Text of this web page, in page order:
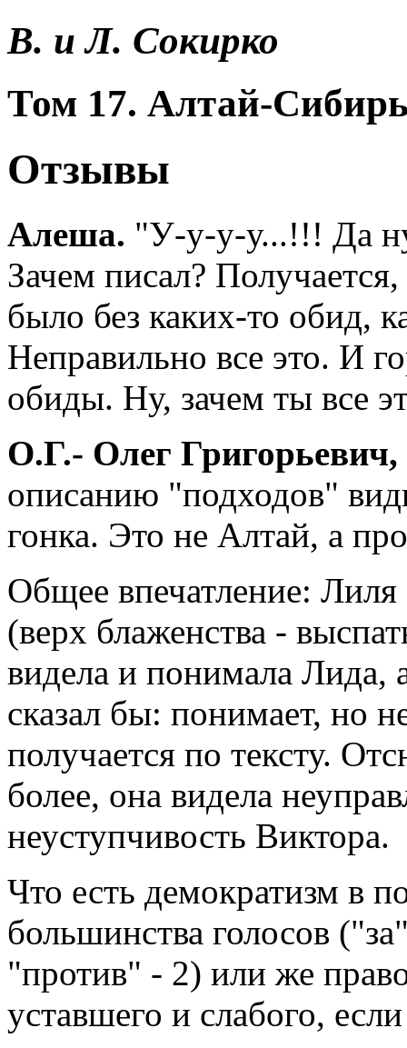
В. и Л. Сокирко
Том 17. Алтай-
Отзывы
Алеша. "У-у-у-у...!!! Да
Зачем писал?
было без каких-то обид,
Неправильно все это. И
обиды. Ну, зачем ты все
О.Г.- Олег
описанию "подходов"
гонка. Это не Алтай, а
Общее впечатление:
(верх блаженства -
видела и понимала Лида,
сказал бы: понимает, но
получается по тексту.
более, она видела
неуступчивость Виктора.
Что есть демократизм в
большинства голосов
"против" - 2) или же
уставшего и слабого,